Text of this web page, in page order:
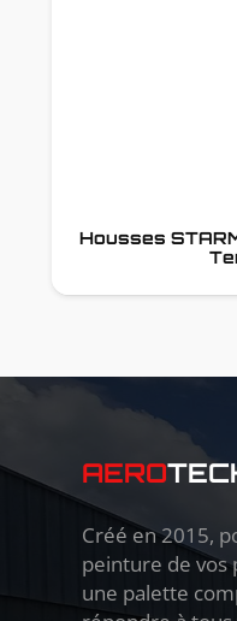
Housses
AERO
Créé en 2015,
peinture de vos
une palette